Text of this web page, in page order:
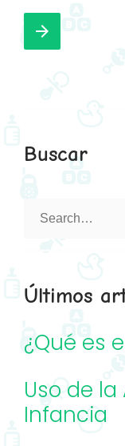
a
c
o
k
w
i
r
o
o
n
s
a
arrow_forward
Buscar
Últimos
¿Qué es
Uso de
Infancia